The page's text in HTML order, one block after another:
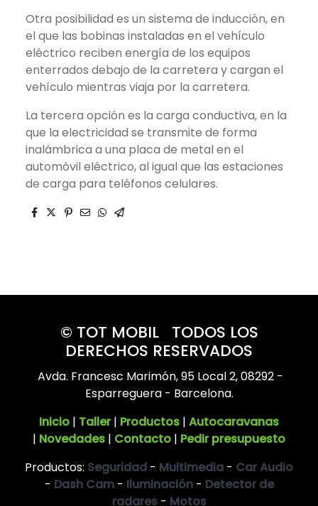
Otra posibilidad es un sistema de inducción, en
el que las bobinas instaladas en el vehículo
eléctrico reciben energía de los equipos
enterrados debajo de la carretera y cargan el
vehículo mientras viaja por la carretera.
La tercera opción es la carga conductiva, en la
que la electricidad se transmite de forma
inalámbrica a una placa de metal en el
automóvil eléctrico, al igual que las estaciones
de carga para teléfonos celulares.
© TOT MOBIL TODOS LOS
DERECHOS RESERVADOS
Avda. Francesc Marimón, 95 Local 2, 08292 -
Esparreguera - Barcelona.
Inicio | Taller| Productos | Autocaravanas
| Novedades | Contacto | Pedir presupuesto
Productos: Seguridad - Multimedia - Car Audio
- Dash Cam- Iluminación- Detector de
radares- Motos